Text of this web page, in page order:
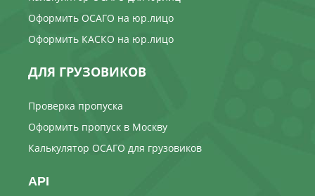
Оформить ОСАГО на юр.лицо
Оформить КАСКО на юр.лицо
ДЛЯ ГРУЗОВИКОВ
Проверка пропуска
Оформить пропуск в Москву
Калькулятор ОСАГО для грузовиков
API